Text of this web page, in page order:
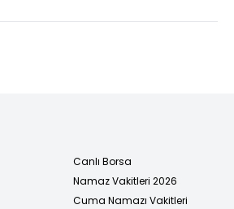
Canlı Borsa
Namaz Vakitleri 2026
Cuma Namazı Vakitleri